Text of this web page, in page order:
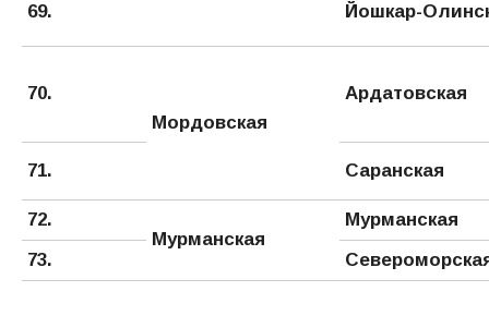
69. Йошкар-
70.
Мордовская
Ардатовская
71. Саранская
72.
Мурманская
Мурманская
73.